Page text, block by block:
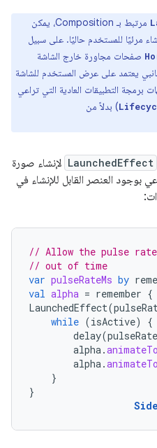
مرتبط بـ Composition، يمكن
مرئيًا للمستخدم حاليًا. على سبيل
صفحات مجاورة خارج الشاشة
يعتمد على عرض المستخدم للشاشة
التطبيقات العادية التي تراعي
) بدلاً من
LaunchedEffect لإنشاء صورة
بوجود العنصر القابل للإنشاء في
// Allow the pulse
// out of time
var pulseRateMs by
val alpha = remember {
LaunchedEffect(
while (isActive)
{
delay(
alpha.animateTo
alpha.animateTo
}
}